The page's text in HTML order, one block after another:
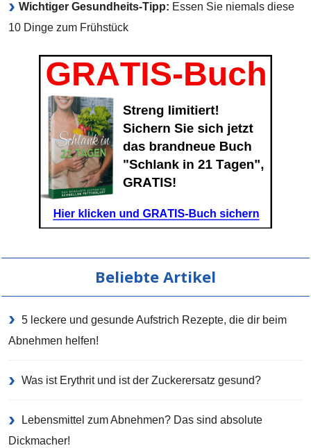
Wichtiger Gesundheits-Tipp: Essen Sie niemals diese
10 Dinge zum Frühstück
Beliebte Artikel
5 leckere und gesunde Aufstrich Rezepte, die dir beim
Abnehmen helfen!
Was ist Erythrit und ist der Zuckerersatz gesund?
Lebensmittel zum Abnehmen? Das sind absolute
Dickmacher!